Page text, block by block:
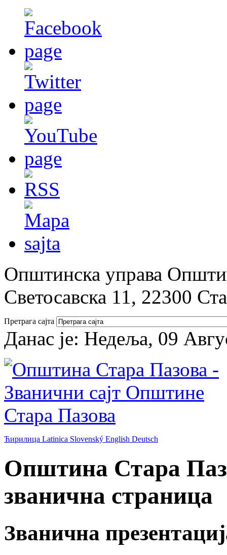
Општинска управа
Светосавска 11, 22300
Претрага сајта
Данас је: Недеља, 09
Ћирилица Latinica Slovenský English Deutsch
Општина Стара
званична страница
Званична